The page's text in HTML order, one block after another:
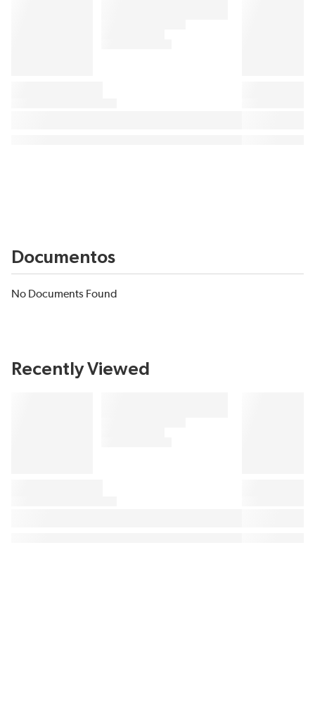
Documentos
No Documents Found
Recently Viewed